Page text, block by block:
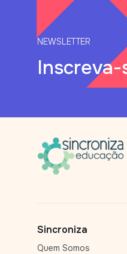
NEWSLETTER
Sincroniza
Quem Somos